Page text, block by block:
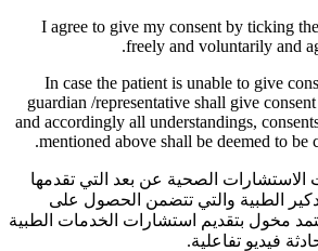
I agree to give my consent by ticking
freely and voluntarily and
In case the patient is unable to give
guardian /representative shall give
and accordingly all understandings,
mentioned above shall be deemed to be
الصحية عن بعد التي تقدمها
الطبية والتي تتضمن الحصول على
مخول بتقديم استشارات الخدمات الطبية
فيديو تفاعلية.